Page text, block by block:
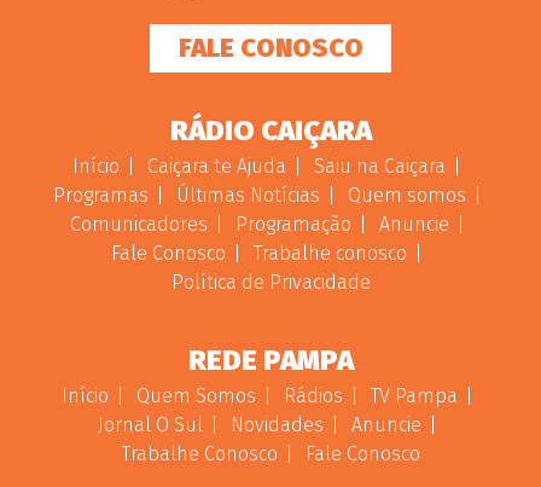
FALE CONOSCO
RÁDIO CAIÇARA
Início Caiçara te Ajuda
Saiu na Caiçara
Programas
Últimas Notícias
Quem somos
Comunicadores
Programação
Anuncie
Fale Conosco
Trabalhe conosco
Política de Privacidade
REDE PAMPA
Início Quem Somos Rádios
TV Pampa
Jornal O Sul
Novidades
Anuncie
Trabalhe Conosco
Fale Conosco